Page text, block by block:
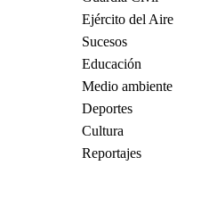
Ejército del Aire
Sucesos
Educación
Medio ambiente
Deportes
Cultura
Reportajes